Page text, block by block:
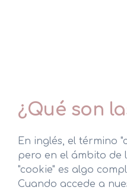
¿Qué son
En inglés, el término
pero en el ámbito de
"cookie" es algo
Cuando accede a